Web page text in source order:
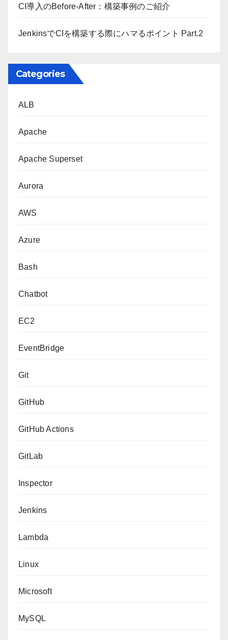
CI導入のBefore-After：構築事例のご紹介
JenkinsでCIを構築する際にハマるポイント Part.2
Categories
ALB
Apache
Apache Superset
Aurora
AWS
Azure
Bash
Chatbot
EC2
EventBridge
Git
GitHub
GitHub Actions
GitLab
Inspector
Jenkins
Lambda
Linux
Microsoft
MySQL